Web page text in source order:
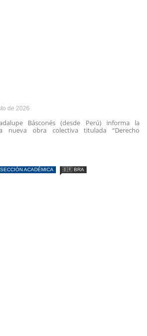
de 2026
Básconés (desde Perú) informa la
nueva obra colectiva titulada “Derecho
SECCIÓN ACADÉMICA 🇧🇷 BRA